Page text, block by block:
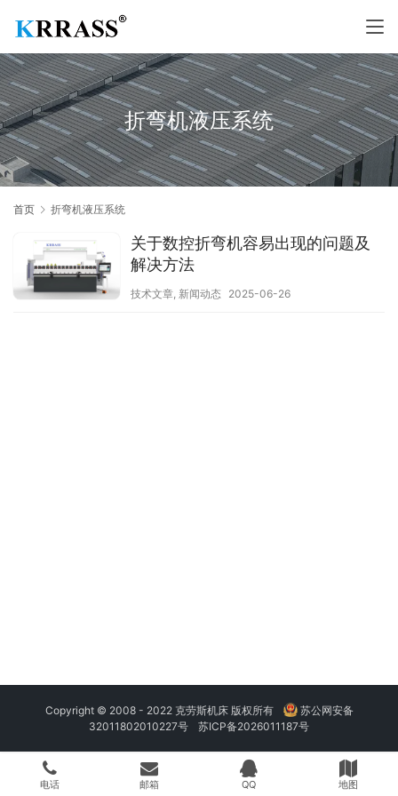
折弯机液压系统
首页 折弯机液压系统
关于数控折弯机容易出现的问题及
解决方法
技术文章, 新闻动态 2025-06-26
Copyright © 2008 - 2022 克劳斯机床 版权所有
苏公网安备
32011802010227号
苏ICP备2026011187号
电话 邮箱 QQ 地图